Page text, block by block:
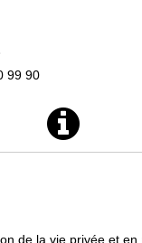
99 90
de la vie privée et